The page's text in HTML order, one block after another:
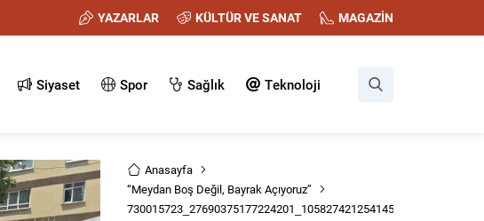
YAZARLAR KÜLTÜR VE SANAT MAGAZİN
Siyaset Spor Sağlık Teknoloji
Anasayfa
“Meydan Boş Değil, Bayrak Açıyoruz”
730015723_27690375177224201_1058274212541456626_n